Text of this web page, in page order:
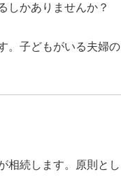
しかありませんか？
。子どもがいる夫婦の
相続します。原則とし